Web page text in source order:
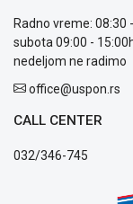
Radno vreme: 08:30
subota 09:00 -
nedeljom ne radimo
office@uspon.rs
CALL CENTER
032/346-745